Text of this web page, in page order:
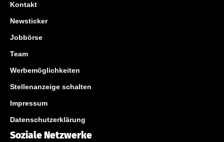
Kontakt
Newsticker
Jobbörse
Team
Werbemöglichkeiten
Stellenanzeige schalten
Impressum
Datenschutzerklärung
Soziale Netzwerke